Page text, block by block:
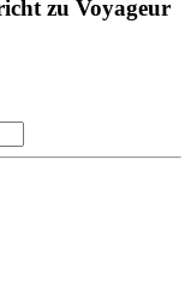
zu Voyageur